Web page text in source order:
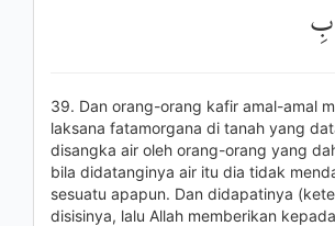
39. Dan orang-orang kafir amal-amal
laksana fatamorgana di tanah yang
disangka air oleh orang-orang yang
bila didatanginya air itu dia tidak
sesuatu apapun. Dan didapatinya
disisinya, lalu Allah memberikan